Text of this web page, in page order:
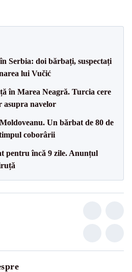
Serbia: doi bărbați, suspectați
lui Vučić
în Marea Neagră. Turcia cere
asupra navelor
Un bărbat de 80 de
coborârii
pentru încă 9 zile. Anunțul